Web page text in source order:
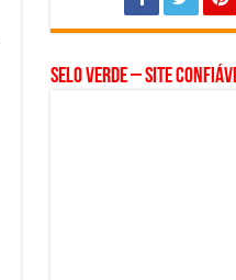
Selo Verde – Site